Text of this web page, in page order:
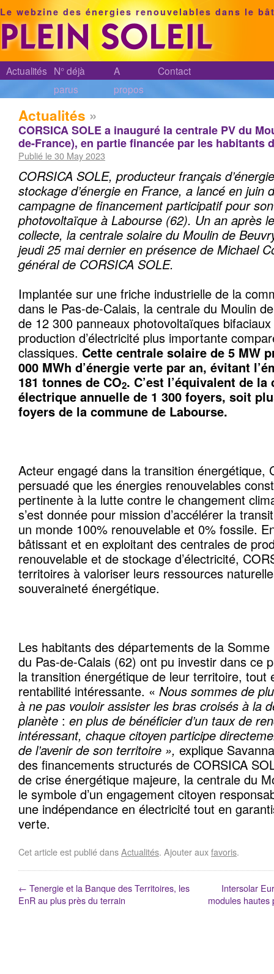
Le webzine des énergies renouvelables dans le
Actualités N° déjà
parus
A
propos
Contact
Actualités »
CORSICA SOLE a inauguré la centrale PV du
de-France), en partie financée par les habitants
Publié le 30 May 2023
CORSICA SOLE, producteur français
stockage d’énergie en France, a lancé en juin
campagne de financement participatif pour
photovoltaïque à Labourse (62). Un an après
collecte, la centrale solaire du Moulin de
jeudi 25 mai dernier en présence de Michael
général de CORSICA SOLE.
Implantée sur une friche industrielle de la
dans le Pas-de-Calais, la centrale du Moulin
de 12 300 panneaux photovoltaïques
production d’électricité plus importante
classiques. Cette centrale solaire de 5 MW
000 MWh d’énergie verte par an, évitant
181 tonnes de CO2. C’est l’équivalent de
électrique annuelle de 1 300 foyers, soit
foyers de la commune de Labourse.
Acteur engagé dans la transition énergétique,
persuadé que les énergies renouvelables
pertinente à la lutte contre le changement
s’est donnée pour mission d’accélérer la
un monde 100% renouvelable et 0% fossile.
bâtissant et en exploitant des centrales de
renouvelable et de stockage d’électricité,
territoires à valoriser leurs ressources
souveraineté énergétique.
Les habitants des départements de la
du Pas-de-Calais (62) ont pu investir dans ce
la transition énergétique de leur territoire, tout
rentabilité intéressante. « Nous sommes de
à ne pas vouloir assister les bras croisés à la
planète : en plus de bénéficier d’un taux de
intéressant, chaque citoyen participe
de l’avenir de son territoire », explique
des financements structurés de CORSICA
de crise énergétique majeure, la centrale du
le symbole d’un engagement citoyen
une indépendance en électricité tout en
verte.
Cet article est publié dansActualités. Ajouter auxfavoris.
← Tenergie et la Banque des Territoires, les
EnR au plus près du terrain
Intersolar
modules hautes